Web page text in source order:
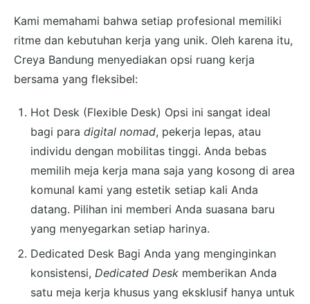
Kami memahami bahwa setiap profesional memiliki
ritme dan kebutuhan kerja yang unik. Oleh karena itu,
Creya Bandung menyediakan opsi ruang kerja
bersama yang fleksibel:
Hot Desk (Flexible Desk) Opsi ini sangat ideal
bagi para digital nomad, pekerja lepas, atau
individu dengan mobilitas tinggi. Anda bebas
memilih meja kerja mana saja yang kosong di area
komunal kami yang estetik setiap kali Anda
datang. Pilihan ini memberi Anda suasana baru
yang menyegarkan setiap harinya.
Dedicated Desk Bagi Anda yang menginginkan
konsistensi, Dedicated Desk memberikan Anda
satu meja kerja khusus yang eksklusif hanya untuk